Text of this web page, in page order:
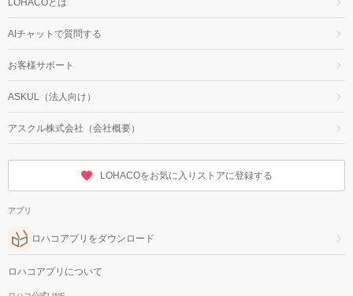
LOHACOとは
AIチャットで質問する
お客様サポート
ASKUL（法人向け）
アスクル株式会社（会社概要）
LOHACOをお気に入りストアに登録する
アプリ
ロハコアプリをダウンロード
ロハコアプリについて